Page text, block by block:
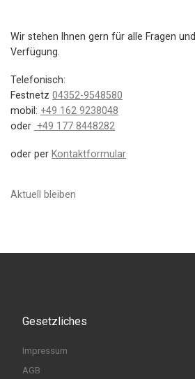
Wir stehen Ihnen gern für alle Fragen
Verfügung.
Telefonisch:
Festnetz 04352-9548580
mobil: +49 162 9238048
oder +49 177 8448282
oder per Kontaktformular
Aktuell bleiben
Gesetzliches
Impressum
AGB